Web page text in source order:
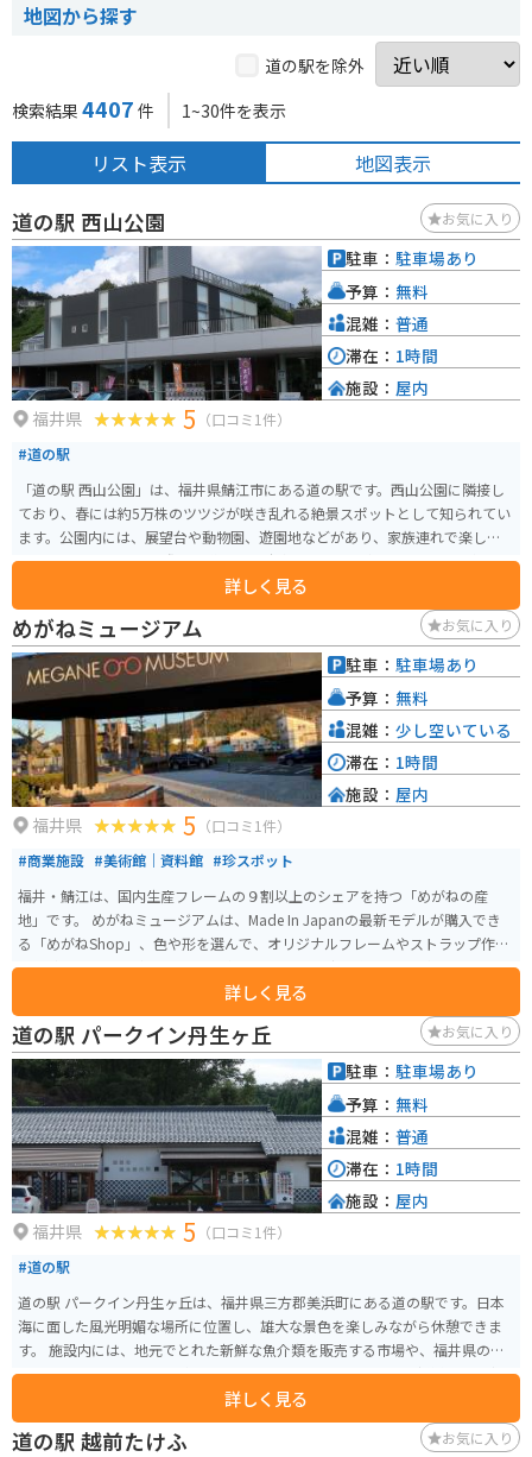
地図から探す
道の駅を除外
検索結果 4407 件 1~30件を表示
リスト表示 地図表示
道の駅 西山公園 お気に入り
福井県 5 （口コミ1件）
#道の駅
「道の駅 西山公園」は、福井県鯖江市にある道の駅です。西山公園に隣接し
ており、春には約5万株のツツジが咲き乱れる絶景スポットとして知られてい
ます。公園内には、展望台や動物園、遊園地などがあり、家族連れで楽しめ
ます。 バイクで訪れる際は、道の駅の駐車場にバイク専用のスペースがあり
ます。また、周辺には、眼鏡の産地として知られる鯖江市街地や、雄大な自
然を楽しめる越前海岸など、ツーリングスポットも充実しています。 地元の
名産品としては、鯖江市の伝統工芸品である鯖江眼鏡や、越前漆器などが有
名です。道の駅内の売店でも購入できます。
詳しく見る
駐車： 駐車場あり
予算： 無料
混雑： 普通
滞在： 1時間
施設： 屋内
めがねミュージアム お気に入り
福井県 5 （口コミ1件）
#商業施設 #美術館｜資料館 #珍スポット
福井・鯖江は、国内生産フレームの９割以上のシェアを持つ「めがねの産
地」です。 めがねミュージアムは、Made In Japanの最新モデルが購入でき
る「めがねShop」、色や形を選んで、オリジナルフレームやストラップ作り
を体験できる「体験工房」、めがねの歴史をより深く知ることができる「め
がね博物館」など、めがねを見て、触れて、体験できるスポットです。
詳しく見る
駐車： 駐車場あり
予算： 無料
混雑： 少し空いている
滞在： 1時間
施設： 屋内
道の駅 パークイン丹生ヶ丘 お気に入り
福井県 5 （口コミ1件）
#道の駅
道の駅 パークイン丹生ヶ丘は、福井県三方郡美浜町にある道の駅です。日本
海に面した風光明媚な場所に位置し、雄大な景色を楽しみながら休憩できま
す。 施設内には、地元でとれた新鮮な魚介類を販売する市場や、福井県の名
産品を販売するショップがあります。また、レストランでは、新鮮な魚介類
を使った料理や、福井県ならではのグルメを堪能できます。 バイクで訪れる
場合、道の駅には広々とした駐車場が完備されているので安心です。日本海
沿いの道をツーリングする際には、ぜひ立ち寄ってみてください。 周辺に
詳しく見る
駐車： 駐車場あり
予算： 無料
混雑： 普通
滞在： 1時間
施設： 屋内
道の駅 越前たけふ お気に入り